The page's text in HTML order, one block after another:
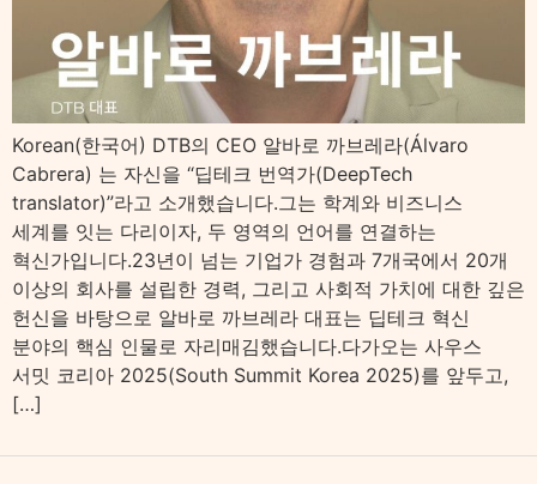
Korean(한국어) DTB의 CEO 알바로 까브레라(Álvaro
Cabrera) 는 자신을 “딥테크 번역가(DeepTech
translator)”라고 소개했습니다.그는 학계와 비즈니스
세계를 잇는 다리이자, 두 영역의 언어를 연결하는
혁신가입니다.23년이 넘는 기업가 경험과 7개국에서 20개
이상의 회사를 설립한 경력, 그리고 사회적 가치에 대한 깊은
헌신을 바탕으로 알바로 까브레라 대표는 딥테크 혁신
분야의 핵심 인물로 자리매김했습니다.다가오는 사우스
서밋 코리아 2025(South Summit Korea 2025)를 앞두고,
[…]